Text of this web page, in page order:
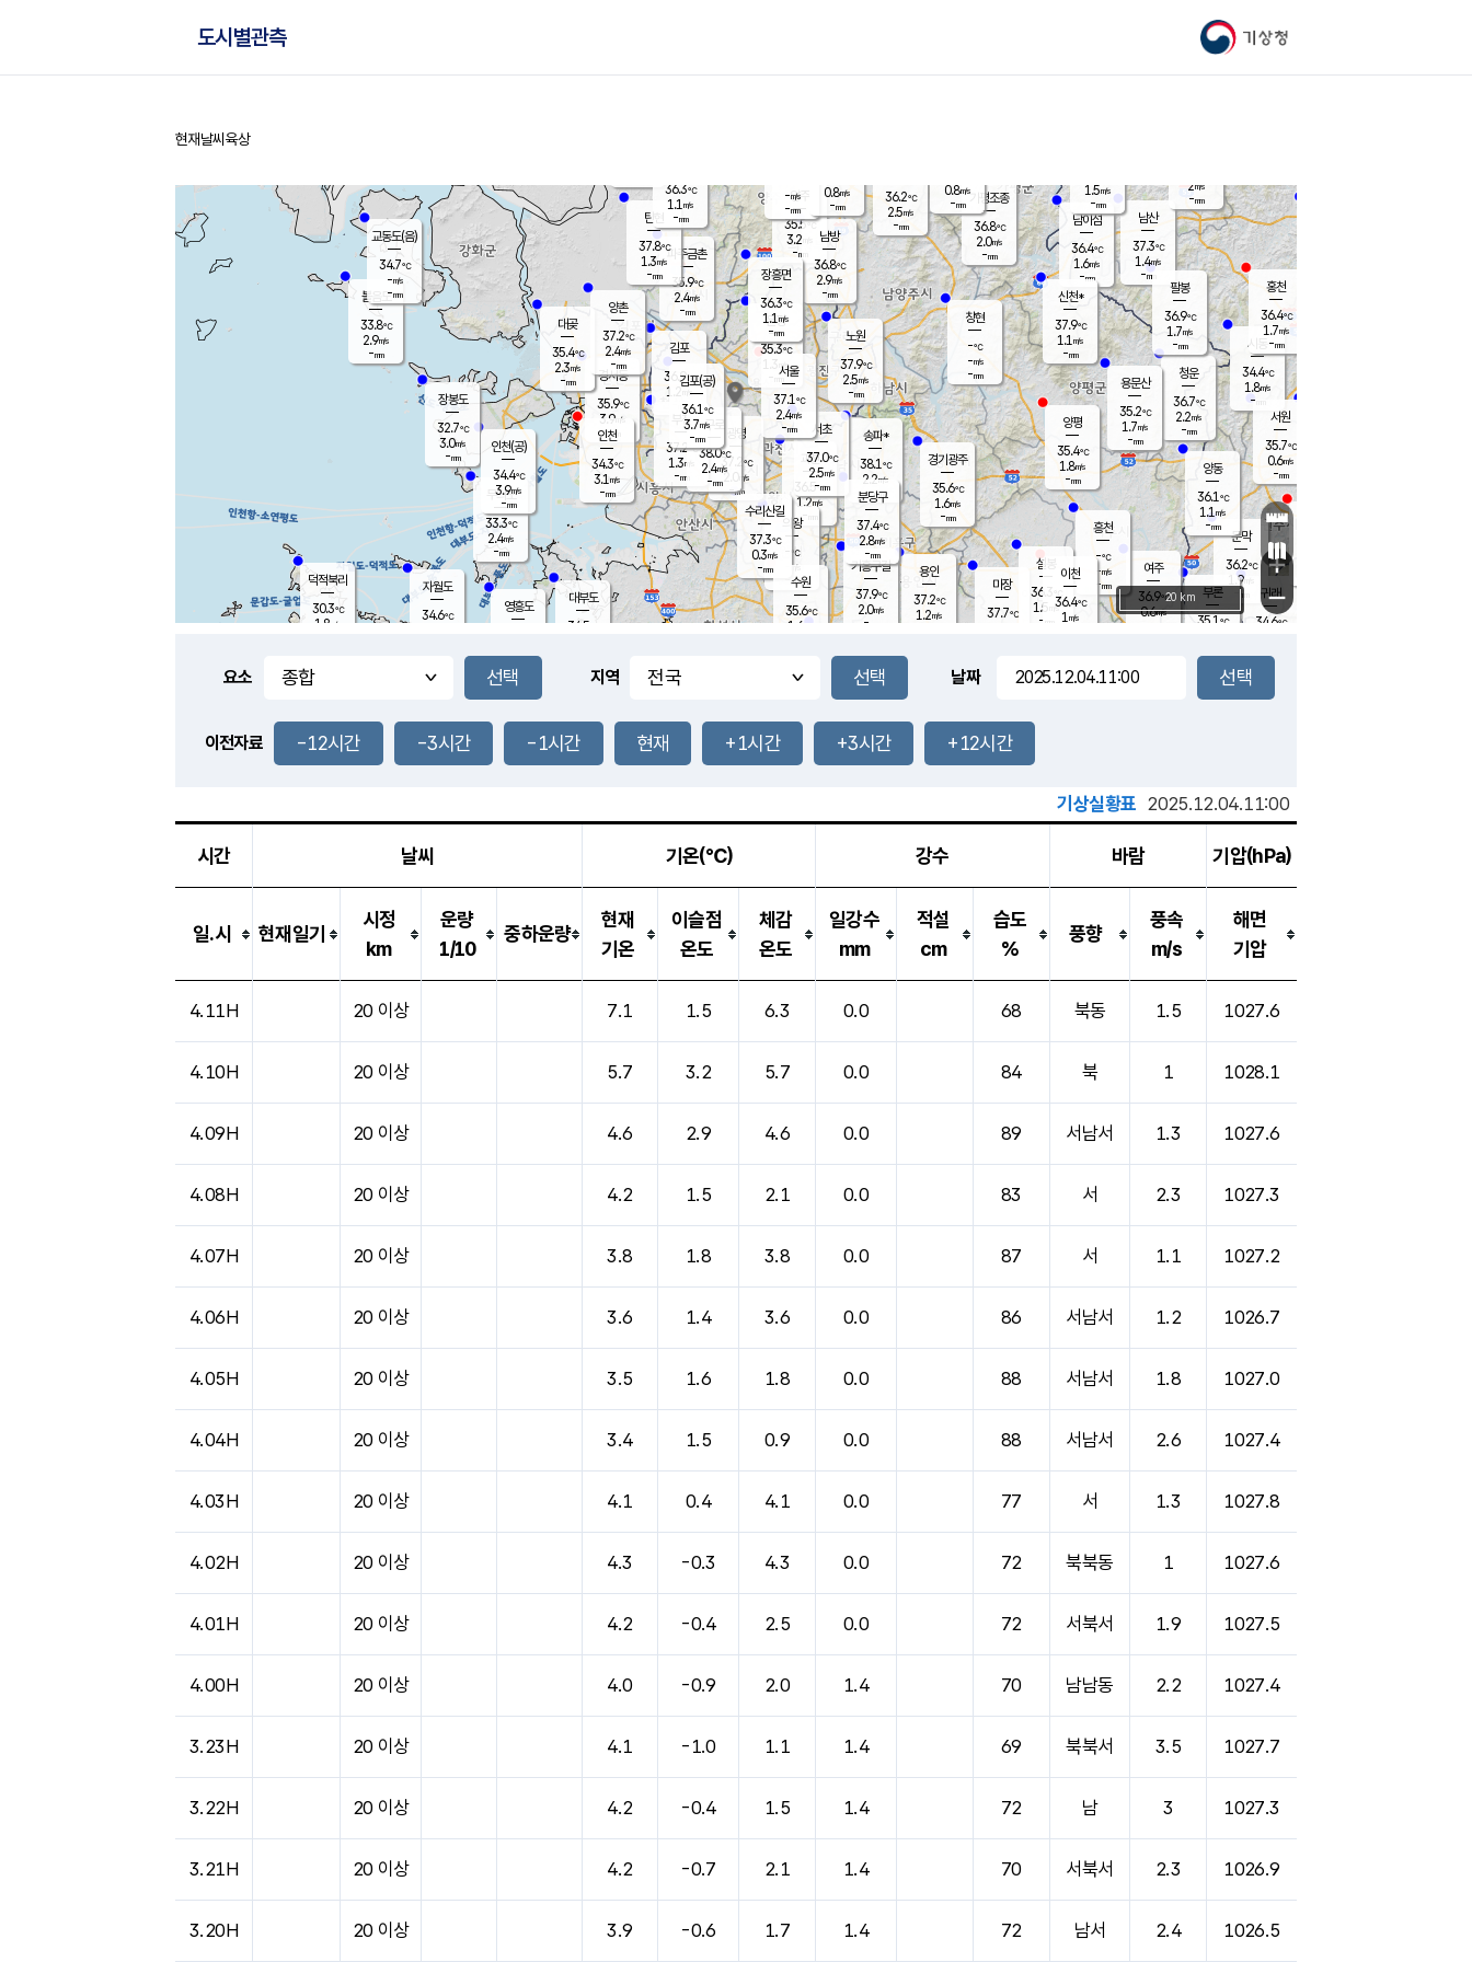
기상청
도시별관측
홈
현재날씨 육상
풍도
0.1m/s
문막
36.2℃
1.9m/s
mm
남이섬
36.4℃
1.6m/s
-mm
무의도
33.3℃
2.4m/s
-mm
영흥도
볼음도
33.8℃
2.9m/s
-mm
자월도
34.6℃
양주
35.5℃
3.2
-mm
부론
35.1 ℃
과천
36.5℃
1.2m/s
- mm
남산
37.3℃
1.4m/s
-mm
장봉도
32.7℃
3.0m/s
-mm
-mm
청운
36.7℃
2.2m/s
-mm
팔봉
36.9℃
1.7m/s
-mm
-mm
용인
37.2℃
1.2m/s
여주
36.9℃
0.6m/s
양동
36.1℃
1.1m/s
-mm
경기광주
35.6℃
1.6m/s
-mm
장호원
1.5m/s
-mm
34.6
℃
대부도
34.5
-
경서동
35.9℃
3.9m/s
-mm
파주금촌
35.9℃
2.4m/s
-mm
가평조종
36.8℃
2.0m/s
-mm
36.2℃
2.5m/s
-mm
대곶
35.4℃
2.3m/s
-mm
신천*
37.9℃
1.1 m/s
-mm
창현
-℃
-m/s
-mm
탄현
37.8℃
1.3m/s
-mm
0.8m/s
-mm
37.2℃
1.5m/s
-mm
흥천
-℃
-m/s
-mm
마장
37.7℃
의왕
- ℃
m/s
mm
김포
36.9℃
1.2 m/s
mm
설봉
36.3
1.5 m/s
- mm
광명
37.2 ℃
2.0 m/s
-mm
부천
37.2℃
1.3m/s
-mm
-mm
양촌
37.2℃
2.4m/s
-mm
구로
38.0℃
2.4m/s
-mm
은평
35.3℃
1.3 m/s
- mm
노원
37.9℃
2.5m/s
-mm
송파*
38.1℃
2.2m/s
-mm
서초
37.0℃
2.5m/s
-mm
남방
36.8℃
2.9m/s
-mm
기흥구갈
37.9℃
2.0m/s
-
수리산길
37.3℃
0.3m/s
-mm
분당구
37.4℃
2.8m/s
-mm
장흥면
36.3℃
1.1 m/s
-mm
-m/s
-mm
시동
34.4℃
1.8m/s
- mm
귀래
34.6℃
서원
35.7℃
0.6m/s
-mm
용문산
35.2℃
1.7m/s
-mm
덕적북리
30.3℃
1.8 m/s
인천(공)
34.4℃
3.9m/s
-mm
김포(공)
36.1℃
3.7m/s
-mm
교동도(음)
34.7℃
-m/s
-mm
홍천
36.4℃
1.7m/s
-mm
이천
36.4℃
1 m/s
양평
35.4℃
1.8m/s
-mm
수원
35.6℃
1.6 m/s
인천
34.3℃
3.1 m/s
-mm
서울
37.1℃
2.4m/s
-mm
2m/s
-mm
36.3℃
1.1 m/s
-mm
0.8m/s
-mm
+
−
20 km
요소 지역 날짜
이전자료 -12시간 -3시간 -1시간 현재 +1시간 +3시간 +12시간
기상실황표 2025.12.04.11:00
시간 날씨 기온(℃) 강수 바람 기압(hPa)
일.시 현재일기
시정
km
운량
1/10
중하운량
현재
기온
이슬점
온도
체감
온도
일강수
mm
적설
cm
습도
%
풍향
풍속
m/s
해면
기압
4.11H 20 이상 7.1 1.5 6.3 0.0 68 북동 1.5 1027.6
4.10H 20 이상 5.7 3.2 5.7 0.0 84 북 1 1028.1
4.09H 20 이상 4.6 2.9 4.6 0.0 89 서남서 1.3 1027.6
4.08H 20 이상 4.2 1.5 2.1 0.0 83 서 2.3 1027.3
4.07H 20 이상 3.8 1.8 3.8 0.0 87 서 1.1 1027.2
4.06H 20 이상 3.6 1.4 3.6 0.0 86 서남서 1.2 1026.7
4.05H 20 이상 3.5 1.6 1.8 0.0 88 서남서 1.8 1027.0
4.04H 20 이상 3.4 1.5 0.9 0.0 88 서남서 2.6 1027.4
4.03H 20 이상 4.1 0.4 4.1 0.0 77 서 1.3 1027.8
4.02H 20 이상 4.3 -0.3 4.3 0.0 72 북북동 1 1027.6
4.01H 20 이상 4.2 -0.4 2.5 0.0 72 서북서 1.9 1027.5
4.00H 20 이상 4.0 -0.9 2.0 1.4 70 남남동 2.2 1027.4
3.23H 20 이상 4.1 -1.0 1.1 1.4 69 북북서 3.5 1027.7
3.22H 20 이상 4.2 -0.4 1.5 1.4 72 남 3 1027.3
3.21H 20 이상 4.2 -0.7 2.1 1.4 70 서북서 2.3 1026.9
3.20H 20 이상 3.9 -0.6 1.7 1.4 72 남서 2.4 1026.5